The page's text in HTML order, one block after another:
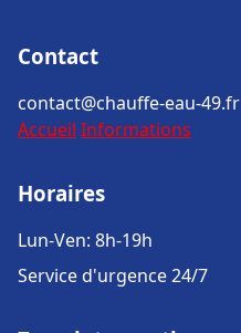
Contact
contact@chauffe-eau-49.fr
Accueil Informations
Horaires
Lun-Ven: 8h-19h
Service d'urgence 24/7